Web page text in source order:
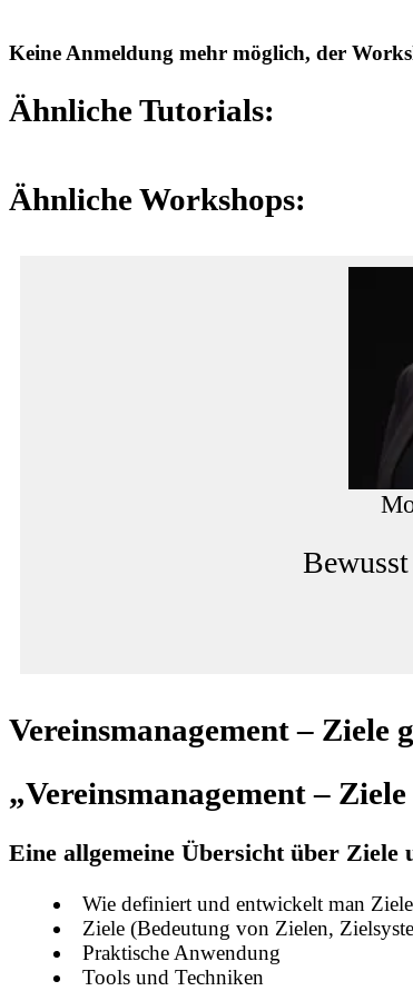
Keine Anmeldung mehr möglich, der
Ähnliche Tutorials:
Ähnliche Workshops:
Vereinsmanagement – Ziele
„Vereinsmanagement –
Eine allgemeine Übersicht über
Wie definiert und entwickelt man Ziele
Ziele (Bedeutung von Zielen,
Praktische Anwendung
Tools und Techniken